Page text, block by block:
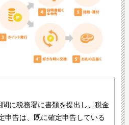
に税務署に書類を提出し、税金
申告は、既に確定申告している